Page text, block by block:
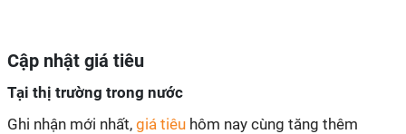
Cập nhật giá tiêu
Tại thị trường trong nước
Ghi nhận mới nhất, giá tiêu hôm nay cùng tăng thêm